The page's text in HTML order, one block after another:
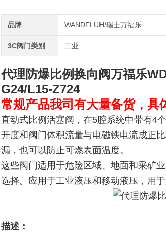
品牌 WANDFLUH/瑞士万福乐
3C阀门类别 工业
代理防爆比例换向阀万福乐
G24/L15-Z724
常规产品我司有大量备货，具
直动式比例活塞阀，在5腔系统中带有4
开度和阀门体积流量与电磁铁电流成正
漏，也可以防止可燃表面温度。
这些阀门适用于危险区域、地面和采矿
选择。应用于工业液压和移动液压，用于
描述：